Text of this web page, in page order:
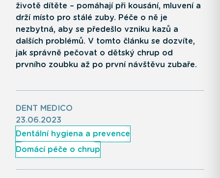
životě dítěte – pomáhají při kousání, mluvení a
drží místo pro stálé zuby. Péče o ně je
nezbytná, aby se předešlo vzniku kazů a
dalších problémů. V tomto článku se dozvíte,
jak správně pečovat o dětský chrup od
prvního zoubku až po první návštěvu zubaře.
DENT MEDICO
23.06.2023
Dentální hygiena a prevence
Domácí péče o chrup